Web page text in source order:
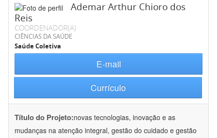
Ademar Arthur Chioro dos
Reis
COORDENADOR(A)
CIÊNCIAS DA SAÚDE
Saúde Coletiva
E-mail
Currículo
Título do Projeto:novas tecnologias, inovação e as
mudanças na atenção integral, gestão do cuidado e gestão